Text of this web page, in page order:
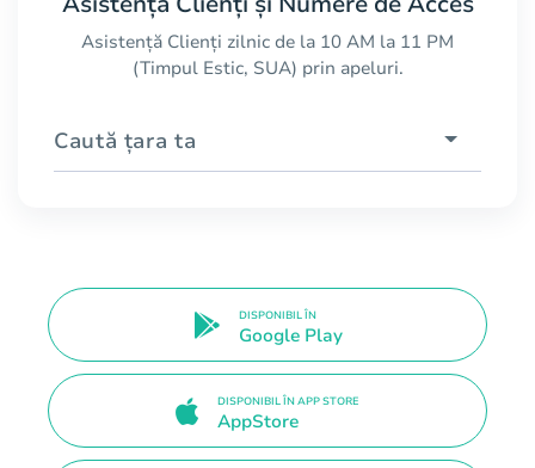
Asistență Clienți zilnic de la 10 AM la 11 PM
(Timpul Estic, SUA) prin apeluri.
Caută țara ta
DISPONIBIL ÎN
Google Play
DISPONIBIL ÎN APP STORE
AppStore